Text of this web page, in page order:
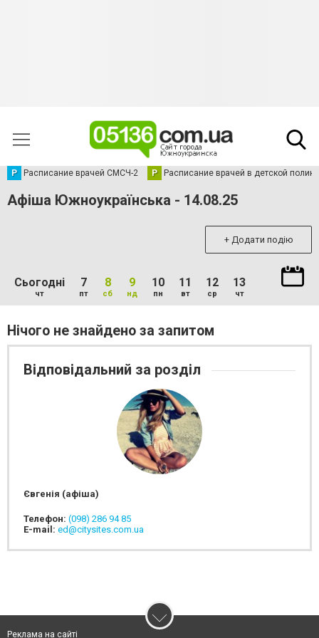
Р Расписание врачей СМСЧ-2 Р Расписание врачей в детской
Афіша Южноукраїнська - 14.08.25
+ Додати подію
Сьогодні
чт
7
пт
8
сб
9
нд
10
пн
11
вт
12
ср
13
чт
Нічого не знайдено за запитом
Відповідальний за розділ
Євгенія (афіша)
Телефон: (098) 286 94 85
E-mail: ed@citysites.com.ua
Реклама на сайті